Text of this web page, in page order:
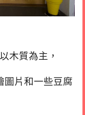
木質為主，
圖片和一些豆腐